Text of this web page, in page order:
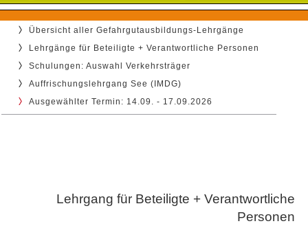
Übersicht aller Gefahrgutausbildungs-Lehrgänge
Lehrgänge für Beteiligte + Verantwortliche Personen
Schulungen: Auswahl Verkehrsträger
Auffrischungslehrgang See (IMDG)
Ausgewählter Termin: 14.09. - 17.09.2026
Lehrgang für Beteiligte + Verantwortliche
Personen